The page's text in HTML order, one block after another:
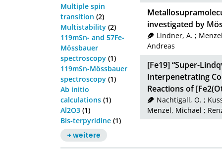
Multiple spin
transition (2)
Multistability (2)
119mSn- and 57Fe-
Mössbauer
spectroscopy (1)
119mSn-Mössbauer
spectroscopy (1)
Ab initio
calculations (1)
Al2O3 (1)
Bis-terpyridine (1)
+ weitere
investigated by
Lindner, A. ;
Andreas
[Fe19] “Super-
Interpenetrating
Reactions of
Nachtigall, O. ;
Menzel, Michael ;